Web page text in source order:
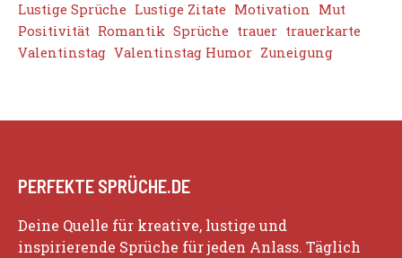
Lustige Sprüche Lustige Zitate Motivation Mut
Positivität Romantik Sprüche trauer trauerkarte
Valentinstag Valentinstag Humor Zuneigung
PERFEKTE SPRÜCHE.DE
Deine Quelle für kreative, lustige und
inspirierende Sprüche für jeden Anlass. Täglich